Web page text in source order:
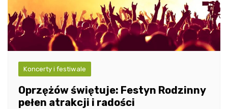
Koncerty i festiwale
Oprzężów świętuje: Festyn Rodzinny
pełen atrakcji i radości